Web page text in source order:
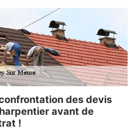
des devis
avant de
!